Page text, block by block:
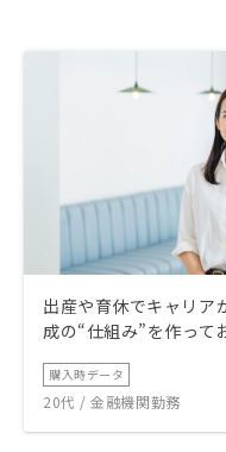
出産や育休でキャリア
成の“仕組み”を作って
購入時データ
20代 / 金融機関勤務